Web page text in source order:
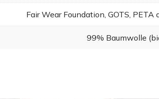
Fair Wear Foundation, GOTS, PETA
99% Baumwolle